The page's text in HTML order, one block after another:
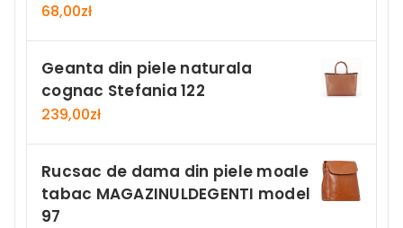
68,00zł
Geanta din piele naturala
cognac Stefania 122
239,00zł
Rucsac de dama din piele moale
tabac MAGAZINULDEGENTI model
97